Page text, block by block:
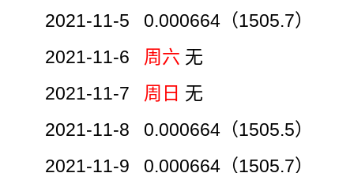
2021-11-5 0.000664（1505.7）
2021-11-6 周六 无
2021-11-7 周日 无
2021-11-8 0.000664（1505.5）
2021-11-9 0.000664（1505.7）